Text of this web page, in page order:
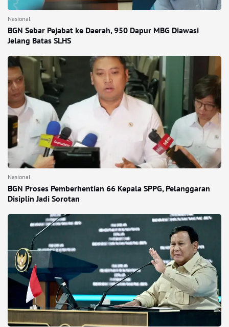
Nasional
BGN Sebar Pejabat ke Daerah, 950 Dapur MBG Diawasi
Jelang Batas SLHS
Nasional
BGN Proses Pemberhentian 66 Kepala SPPG, Pelanggaran
Disiplin Jadi Sorotan